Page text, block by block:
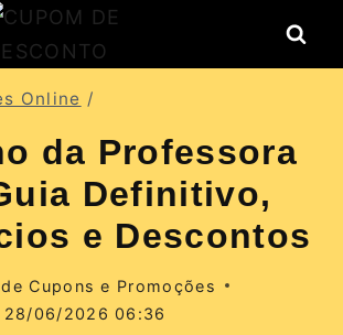
Online /
da Professora
Definitivo,
e Descontos
Cupons e Promoções
28/06/2026 06:36